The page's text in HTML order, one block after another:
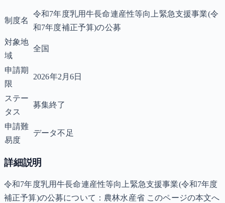
制度名
令和7年度乳用牛長命連産性等向上緊急支援事業(令
和7年度補正予算)の公募
対象地
域
全国
申請期
限
2026年2月6日
ステー
タス
募集終了
申請難
易度
データ不足
詳細説明
令和7年度乳用牛長命連産性等向上緊急支援事業(令和7年度
補正予算)の公募について：農林水産省 このページの本文へ